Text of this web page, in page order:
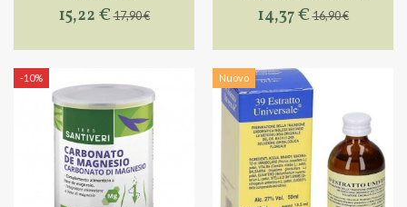
15,22 €17,90 € 14,37 €16,90 €
-10% Nuovo